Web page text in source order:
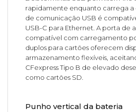
rapidamente enquanto carrega a
de comunicação USB é
USB-C para Ethernet. A porta de
compatível com carregamento
duplos para cartões oferecem
armazenamento flexíveis,
CFexpress Tipo B de elevado
como cartões SD.
Punho vertical da bateria